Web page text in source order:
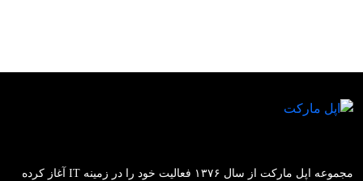
مجموعه اپل مارکت از سال ۱۳۷۶ فعالیت خود را در زمینه IT آغاز کرده